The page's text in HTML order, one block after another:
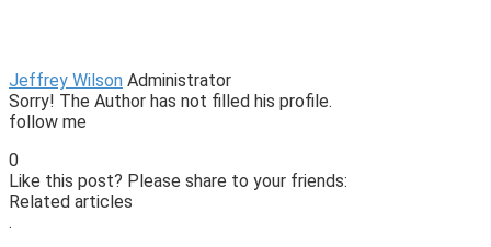
Jeffrey Wilson Administrator
Sorry! The Author has not filled his profile.
follow me
0
Like this post? Please share to your friends:
Related articles
.